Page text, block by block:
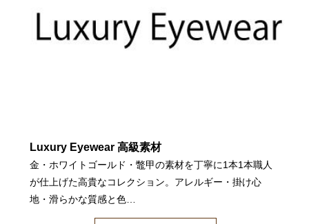
Luxury Eyewear 高級素材
金・ホワイトゴールド・鼈甲の素材を丁寧に1本1本職人
が仕上げた高貴なコレクション。アレルギー・掛け心
地・滑らかな質感と色…